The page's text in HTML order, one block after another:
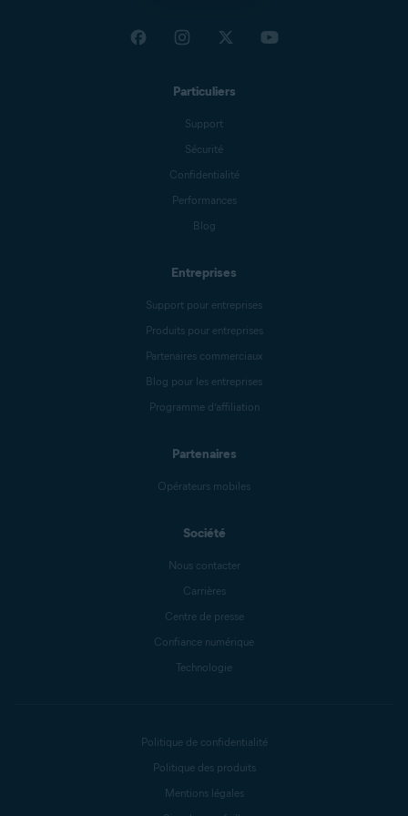
Particuliers
Support
Sécurité
Confidentialité
Performances
Blog
Entreprises
Support pour entreprises
Produits pour entreprises
Partenaires commerciaux
Blog pour les entreprises
Programme d’affiliation
Partenaires
Opérateurs mobiles
Société
Nous contacter
Carrières
Centre de presse
Confiance numérique
Technologie
Politique de confidentialité
Politique des produits
Mentions légales